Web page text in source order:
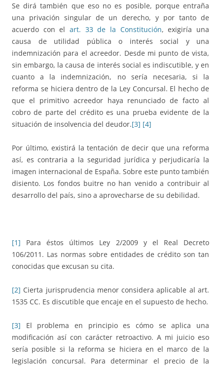
Se dirá también que eso no es posible, porque entraña
una privación singular de un derecho, y por tanto de
acuerdo con el art. 33 de la Constitución, exigiría una
causa de utilidad pública o interés social y una
indemnización para el acreedor. Desde mi punto de vista,
sin embargo, la causa de interés social es indiscutible, y en
cuanto a la indemnización, no sería necesaria, si la
reforma se hiciera dentro de la Ley Concursal. El hecho de
que el primitivo acreedor haya renunciado de facto al
cobro de parte del crédito es una prueba evidente de la
situación de insolvencia del deudor.[3] [4]
Por último, existirá la tentación de decir que una reforma
así, es contraria a la seguridad jurídica y perjudicaría la
imagen internacional de España. Sobre este punto también
disiento. Los fondos buitre no han venido a contribuir al
desarrollo del país, sino a aprovecharse de su debilidad.
[1] Para éstos últimos Ley 2/2009 y el Real Decreto
106/2011. Las normas sobre entidades de crédito son tan
conocidas que excusan su cita.
[2] Cierta jurisprudencia menor considera aplicable al art.
1535 CC. Es discutible que encaje en el supuesto de hecho.
[3] El problema en principio es cómo se aplica una
modificación así con carácter retroactivo. A mi juicio eso
sería posible si la reforma se hiciera en el marco de la
legislación concursal. Para determinar el precio de la